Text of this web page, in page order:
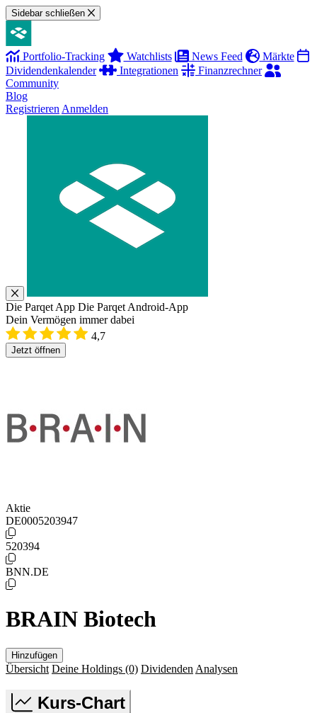
Sidebar schließen
Portfolio-Tracking Watchlists News Feed
Märkte
Dividendenkalender
Integrationen
Finanzrechner
Community
Blog
Registrieren Anmelden
Die Parqet App Die Parqet Android-App
Dein Vermögen immer dabei
4,7
Jetzt öffnen
Aktie
DE0005203947
520394
BNN.DE
BRAIN Biotech
Hinzufügen
Übersicht Deine Holdings (0) Dividenden Analysen
Kurs-Chart